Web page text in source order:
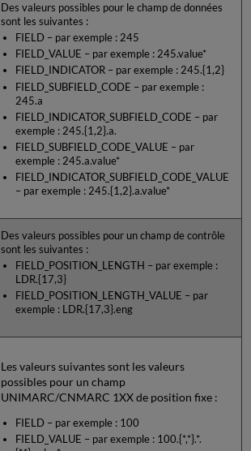
Des valeurs possibles pour le champ de données
sont les suivantes :
FIELD – par exemple : 245
FIELD_VALUE – par exemple : 245.value*
FIELD_INDICATOR – par exemple : 245.{1,2}
FIELD_SUBFIELD_CODE – par exemple :
245.a
FIELD_INDICATOR_SUBFIELD_CODE – par
exemple : 245.{1,2}.a.
FIELD_SUBFIELD_CODE_VALUE – par
exemple : 245.a.value*
FIELD_INDICATOR_SUBFIELD_CODE_VALUE
– par exemple : 245.{1,2}.a.value*
Des valeurs possibles pour un champ de contrôle
sont les suivantes :
FIELD_POSITION_LENGTH – par exemple :
LDR.{17,3}
FIELD_POSITION_LENGTH_VALUE – par
exemple : LDR.{17,3}.eng
Les valeurs suivantes sont les valeurs
possibles pour un champ
UNIMARC/CNMARC 1XX de position fixe :
FIELD – par exemple : 100
FIELD_VALUE – par exemple : 100.{*,*}.*.